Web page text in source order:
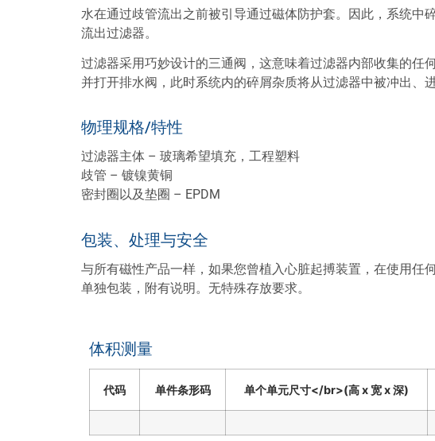
水在通过歧管流出之前被引导通过磁体防护套。因此，系统
流出过滤器。
过滤器采用巧妙设计的三通阀，这意味着过滤器内部收集的
并打开排水阀，此时系统内的碎屑杂质将从过滤器中被冲出、
物理规格/特性
过滤器主体 – 玻璃希望填充，工程塑料
歧管 – 镀镍黄铜
密封圈以及垫圈 – EPDM
包装、处理与安全
与所有磁性产品一样，如果您曾植入心脏起搏装置，在使用任
单独包装，附有说明。无特殊存放要求。
体积测量
代码 单件条形码 单个单元尺寸</br>(高 x 宽 x 深)